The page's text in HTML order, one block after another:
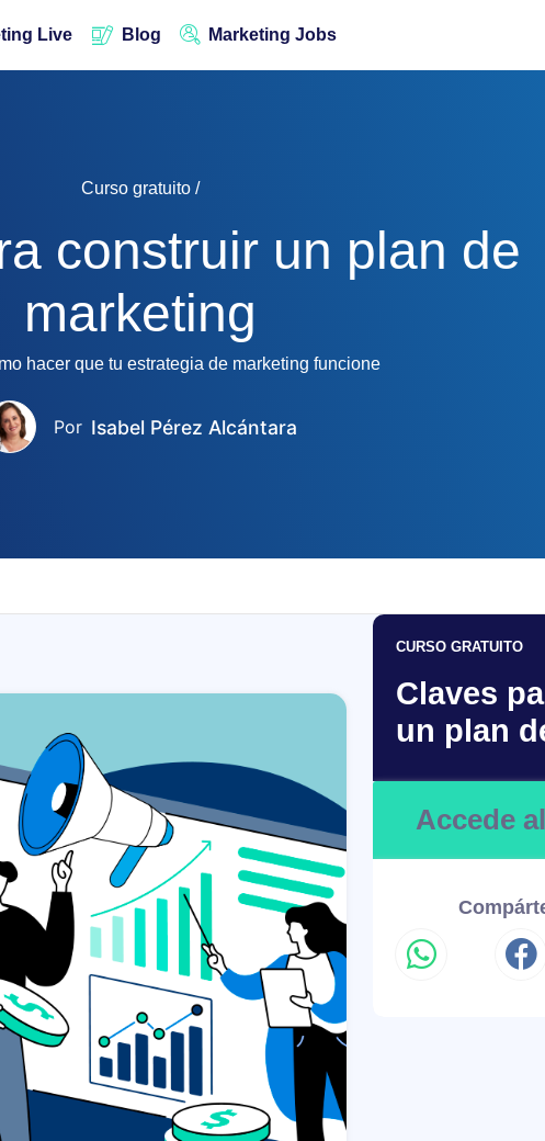
Live Blog Marketing Jobs
Curso gratuito /
construir un plan de
marketing
hacer que tu estrategia de marketing funcione
Por Isabel Pérez Alcántara
CURSO GRATUITO
Claves
un plan
Accede